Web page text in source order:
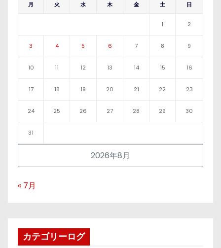
2026年8月
月 火 水 木 金 土 日
1 2
3 4 5 6 7 8 9
10 11 12 13 14 15 16
17 18 19 20 21 22 23
24 25 26 27 28 29 30
31
« 7月
カテゴリーログ